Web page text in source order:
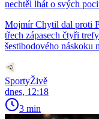
nechtěl lhát o svých
Mojmír Chytil dal proti
třech zápasech čtyři
šestibodového náskoku
SportyŽivě
dnes, 12:18
3 min